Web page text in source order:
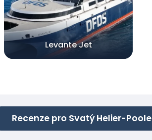
Levante Jet
Recenze pro Svatý Helier-Poole